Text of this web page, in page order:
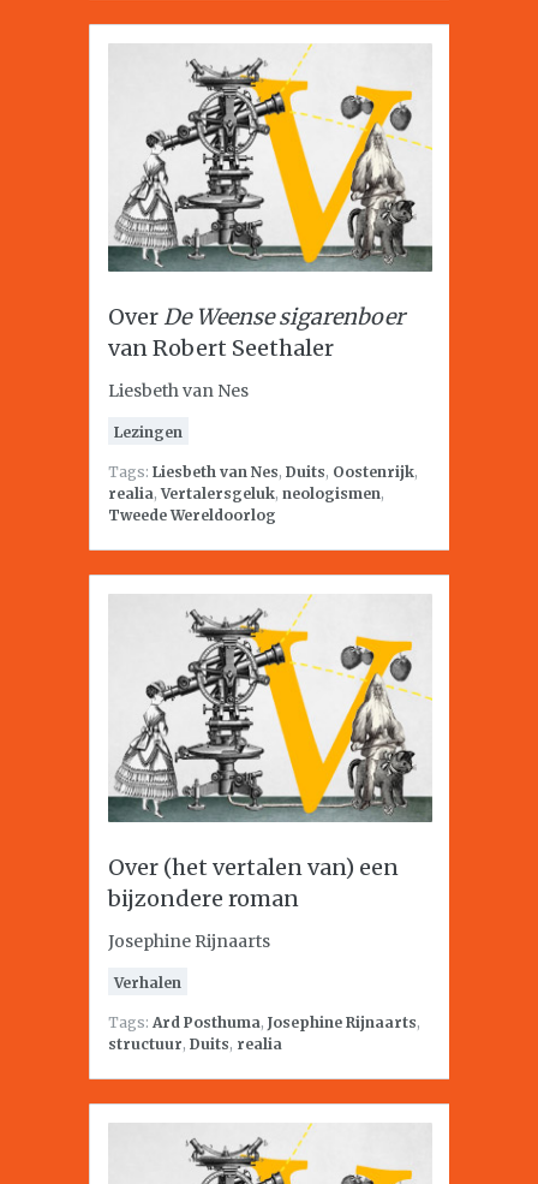
OverDe Weense sigarenboer
van Robert Seethaler
Liesbeth van Nes
Lezingen
Tags: Liesbeth van Nes, Duits, Oostenrijk,
realia,Vertalersgeluk, neologismen,
Tweede Wereldoorlog
Over (het vertalen van) een
bijzondere roman
Josephine Rijnaarts
Verhalen
Tags: Ard Posthuma, Josephine Rijnaarts,
structuur, Duits, realia